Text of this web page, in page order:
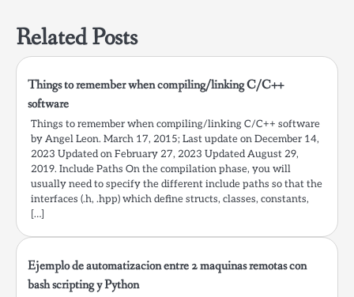
Related Posts
Things to remember when compiling/linking C/C++
software
Things to remember when compiling/linking C/C++ software
by Angel Leon. March 17, 2015; Last update on December 14,
2023 Updated on February 27, 2023 Updated August 29,
2019. Include Paths On the compilation phase, you will
usually need to specify the different include paths so that the
interfaces (.h, .hpp) which define structs, classes, constants,
[…]
Ejemplo de automatizacion entre 2 maquinas remotas con
bash scripting y Python